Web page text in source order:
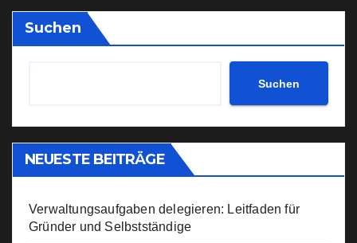
Suchen
Suchen
NEUESTE BEITRÄGE
Verwaltungsaufgaben delegieren: Leitfaden für
Gründer und Selbstständige